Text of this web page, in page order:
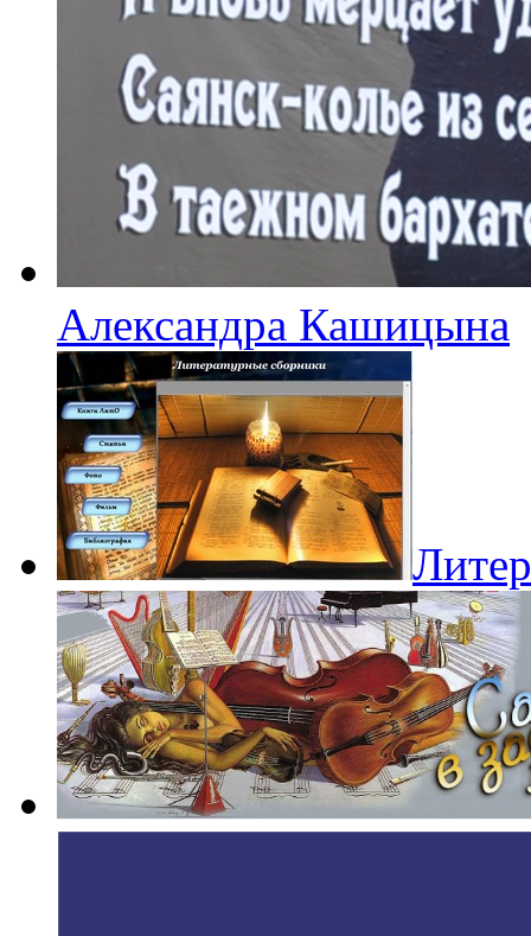
Александра Кашицына